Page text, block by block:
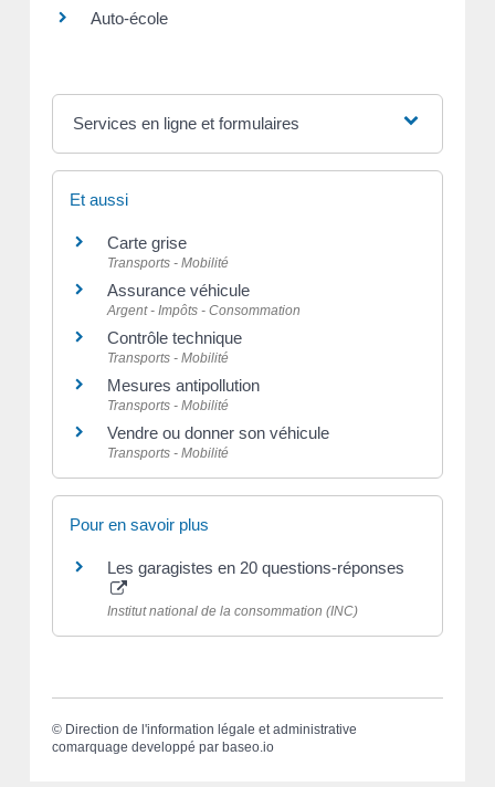
Auto-école
Services en ligne et formulaires
Et aussi
Carte grise
Transports - Mobilité
Assurance véhicule
Argent - Impôts - Consommation
Contrôle technique
Transports - Mobilité
Mesures antipollution
Transports - Mobilité
Vendre ou donner son véhicule
Transports - Mobilité
Pour en savoir plus
Les garagistes en 20 questions-réponses
Institut national de la consommation (INC)
© Direction de l'information légale et administrative
comarquage developpé par baseo.io